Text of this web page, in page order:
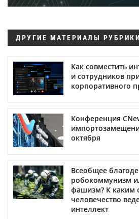
ДРУГИЕ МАТЕРИАЛЫ РУБРИКИ
Как совместить
и сотрудников
корпоративного
Конференция
октября
Всеобщее
робокоммунизм
фашизм? К каким
человечество
интеллект